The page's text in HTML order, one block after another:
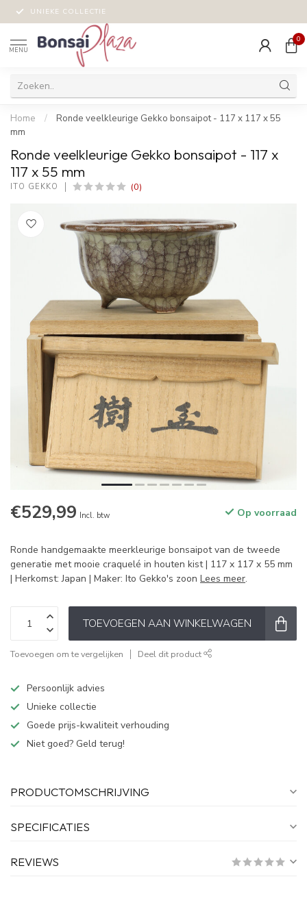
UNIEKE COLLECTIE
MENU
0
Home /
Ronde veelkleurige Gekko bonsaipot - 117 x 117 x 55
mm
Ronde veelkleurige Gekko bonsaipot - 117 x
117 x 55 mm
ITO GEKKO (0)
€529,99 Incl. btw Op voorraad
Ronde handgemaakte meerkleurige bonsaipot van de tweede
generatie met mooie craquelé in houten kist | 117 x 117 x 55 mm
| Herkomst: Japan | Maker: Ito Gekko's zoon Lees meer.
TOEVOEGEN AAN WINKELWAGEN
Toevoegen om te vergelijken Deel dit product
Persoonlijk advies
Unieke collectie
Goede prijs-kwaliteit verhouding
Niet goed? Geld terug!
PRODUCTOMSCHRIJVING
SPECIFICATIES
REVIEWS